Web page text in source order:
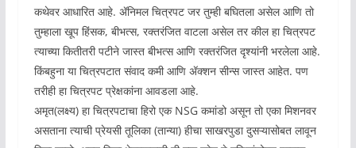
कथेवर आधारित आहे. ॲनिमल चित्रपट जर तुम्ही बघितला असेल आणि तो
तुम्हाला खूप हिंसक, बीभत्स, रक्तरंजित वाटला असेल तर कील हा चित्रपट
त्याच्या कितीतरी पटीने जास्त बीभत्स आणि रक्तरंजित दृश्यांनी भरलेला आहे.
किंबहुना या चित्रपटात संवाद कमी आणि ॲक्शन सीन्स जास्त आहेत. पण
तरीही हा चित्रपट प्रेक्षकांना आवडला आहे.
अमृत(लक्ष्य) हा चित्रपटाचा हिरो एक NSG कमांडो असून तो एका मिशनवर
असताना त्याची प्रेयसी तूलिका (तान्या) हीचा साखरपुडा दुसऱ्यासोबत लावून